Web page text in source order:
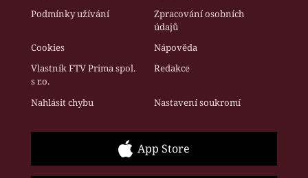
Podmínky užívání
Zpracování osobních
údajů
Cookies
Nápověda
Vlastník FTV Prima spol.
s r.o.
Redakce
Nahlásit chybu Nastavení soukromí
App Store